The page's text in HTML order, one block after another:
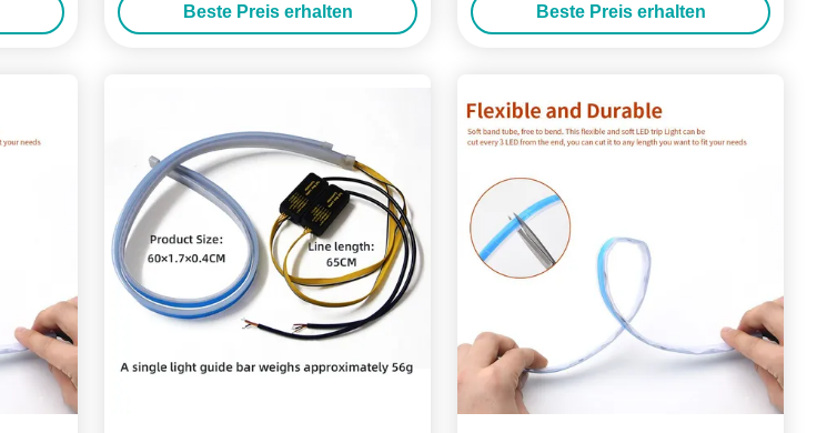
Underglow
Beste Preis erhalten Beste Preis erhalten